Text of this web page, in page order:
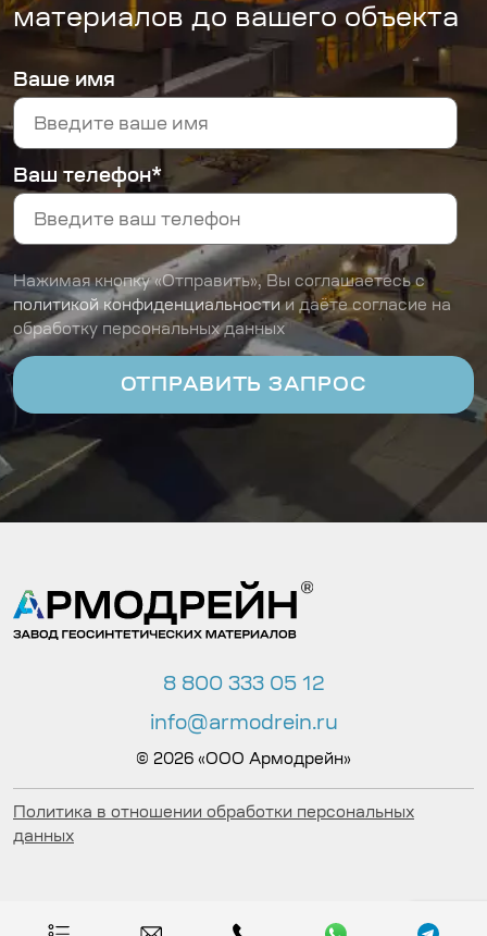
материалов до вашего объекта
Ваше имя
Ваш телефон*
Нажимая кнопку «Отправить», Вы соглашаетесь с
политикой конфиденциальностии даёте согласие на
обработку персональных данных
8 800 333 05 12
info@armodrein.ru
© 2026 «ООО Армодрейн»
Политика в отношении обработки персональных
данных